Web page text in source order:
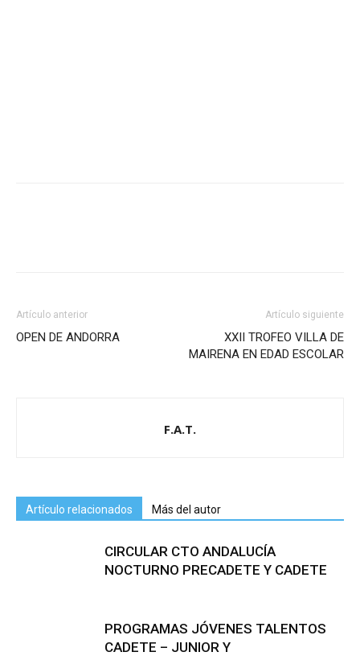
Artículo anterior
OPEN DE ANDORRA
Artículo siguiente
XXII TROFEO VILLA DE
MAIRENA EN EDAD ESCOLAR
F.A.T.
Artículo relacionados Más del autor
CIRCULAR CTO ANDALUCÍA
NOCTURNO PRECADETE Y CADETE
PROGRAMAS JÓVENES TALENTOS
CADETE – JUNIOR Y